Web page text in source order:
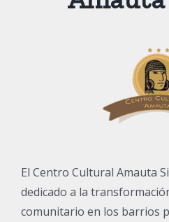
El Centro Cultural Amauta
dedicado a la
comunitario en los barrios